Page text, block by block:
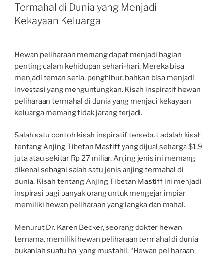
Termahal di Dunia yang Menjadi
Kekayaan Keluarga
Hewan peliharaan memang dapat menjadi bagian
penting dalam kehidupan sehari-hari. Mereka bisa
menjadi teman setia, penghibur, bahkan bisa menjadi
investasi yang menguntungkan. Kisah inspiratif hewan
peliharaan termahal di dunia yang menjadi kekayaan
keluarga memang tidak jarang terjadi.
Salah satu contoh kisah inspiratif tersebut adalah kisah
tentang Anjing Tibetan Mastiff yang dijual seharga $1,9
juta atau sekitar Rp 27 miliar. Anjing jenis ini memang
dikenal sebagai salah satu jenis anjing termahal di
dunia. Kisah tentang Anjing Tibetan Mastiff ini menjadi
inspirasi bagi banyak orang untuk mengejar impian
memiliki hewan peliharaan yang langka dan mahal.
Menurut Dr. Karen Becker, seorang dokter hewan
ternama, memiliki hewan peliharaan termahal di dunia
bukanlah suatu hal yang mustahil. “Hewan peliharaan